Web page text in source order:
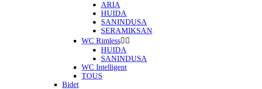
ARIA
HUIDA
SANINDUSA
SERAMIKSAN
WC Rimless 
HUIDA
SANINDUSA
WC Intelligent
TOUS
Bidet